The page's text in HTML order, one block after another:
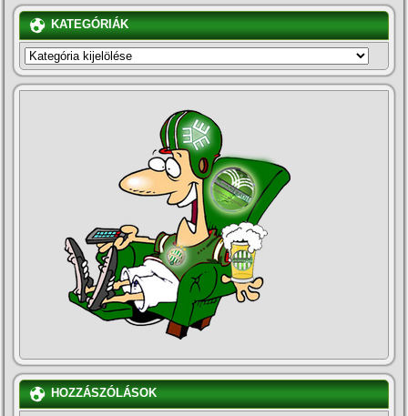
KATEGÓRIÁK
KATEGÓRIÁK
HOZZÁSZÓLÁSOK